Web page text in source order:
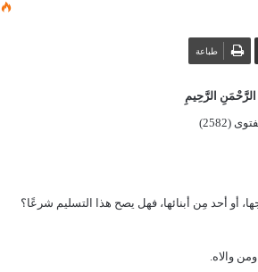
طباعة
الرَّحِيمِ
(2582)
أو أحد مِن أبنائها، فهل يصح هذا التسليم شرعًا؟
والاه.